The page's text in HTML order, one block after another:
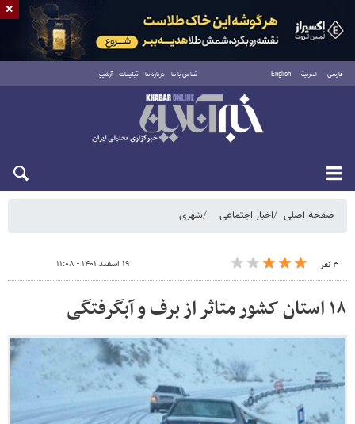
فارسی العربية English تماس با ما درباره ما تبلیغات آرشیو
شنبه ۱۷ مرداد ۱۴۰۵
صفحه اصلی اخبار اجتماعی شهری
۳ نفر ۱۹ اسفند ۱۴۰۱ - ۱۱:۰۸
۱۸ استان کشور متاثر از برف و آبگرفتگی
×